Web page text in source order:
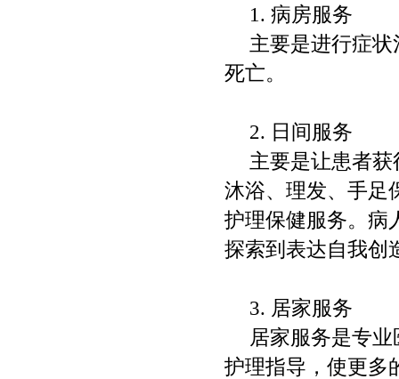
1. 病房服务
主要是进行症
死亡。
2. 日间服务
主要是让患者
沐浴、理发、手足
护理保健服务。病
探索到表达自我创
3. 居家服务
居家服务是专
护理指导，使更多